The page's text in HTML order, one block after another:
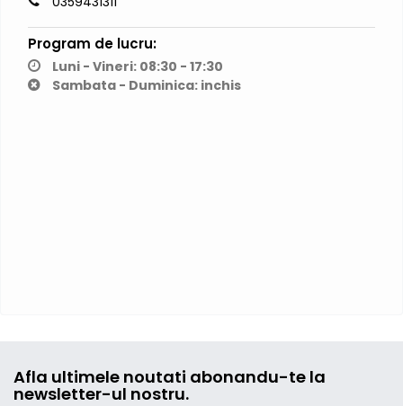
Program de lucru:
Luni - Vineri: 08:30 - 17:30
Sambata - Duminica: inchis
Afla ultimele noutati abonandu-te la
newsletter-ul nostru.